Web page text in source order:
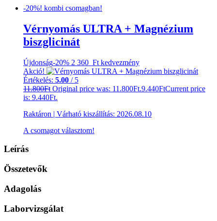
-20%! kombi csomagban!
Vérnyomás ULTRA + Magnézium
biszglicinát
Újdonság-20% 2 360 Ft kedvezmény
Akció!
Értékelés: 5.00 / 5
11.800Ft Original price was: 11.800Ft.9.440FtCurrent price
is: 9.440Ft.
Raktáron | Várható kiszállítás: 2026.08.10
A csomagot választom!
Leírás
Összetevők
Adagolás
Laborvizsgálat